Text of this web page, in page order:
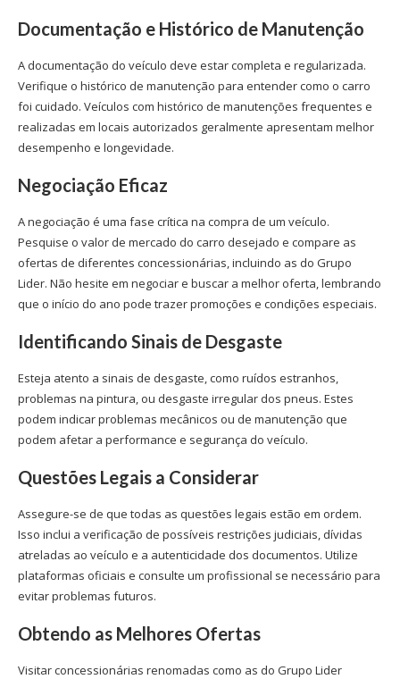
Documentação e Histórico de Manutenção
A documentação do veículo deve estar completa e regularizada.
Verifique o histórico de manutenção para entender como o carro
foi cuidado. Veículos com histórico de manutenções frequentes e
realizadas em locais autorizados geralmente apresentam melhor
desempenho e longevidade.
Negociação Eficaz
A negociação é uma fase crítica na compra de um veículo.
Pesquise o valor de mercado do carro desejado e compare as
ofertas de diferentes concessionárias, incluindo as do Grupo
Lider. Não hesite em negociar e buscar a melhor oferta, lembrando
que o início do ano pode trazer promoções e condições especiais.
Identificando Sinais de Desgaste
Esteja atento a sinais de desgaste, como ruídos estranhos,
problemas na pintura, ou desgaste irregular dos pneus. Estes
podem indicar problemas mecânicos ou de manutenção que
podem afetar a performance e segurança do veículo.
Questões Legais a Considerar
Assegure-se de que todas as questões legais estão em ordem.
Isso inclui a verificação de possíveis restrições judiciais, dívidas
atreladas ao veículo e a autenticidade dos documentos. Utilize
plataformas oficiais e consulte um profissional se necessário para
evitar problemas futuros.
Obtendo as Melhores Ofertas
Visitar concessionárias renomadas como as do Grupo Lider